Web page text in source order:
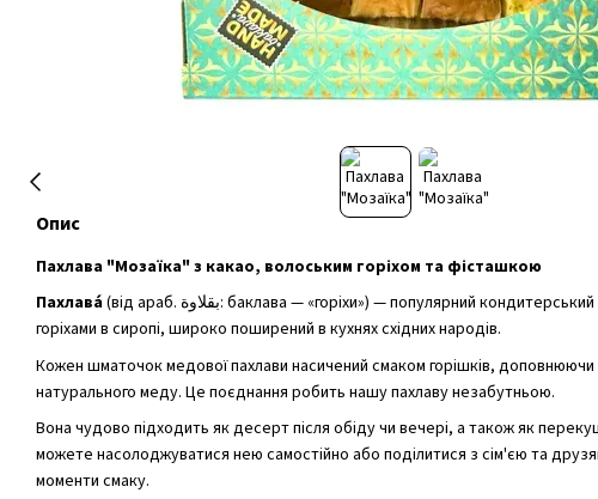
Опис
Пахлава "Мозаїка" з какао, волоським горіхом та фісташкою
Пахлава́(від араб. بقلاوة‎: баклава — «горіхи») — популярний кондитерський виріб з листкового тіста з
горіхами в сиропі, широко поширений в кухнях східних народів.
Кожен шматочок медової пахлави насичений смаком горішків,
натурального меду. Це поєднання робить нашу пахлаву незабутньою.
Вона чудово підходить як десерт після обіду чи вечері, а також як
можете насолоджуватися нею самостійно або поділитися з сім'єю та
моменти смаку.